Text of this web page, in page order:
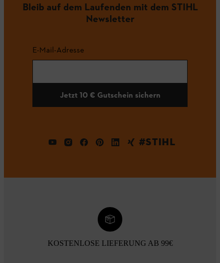
Bleib auf dem Laufenden mit dem STIHL
Newsletter
E-Mail-Adresse
Jetzt 10 € Gutschein sichern
#STIHL
KOSTENLOSE LIEFERUNG AB 99€